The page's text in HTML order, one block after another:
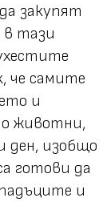
закупят
в тази
че самите
и
животни,
ден, изобщо
готови да
и